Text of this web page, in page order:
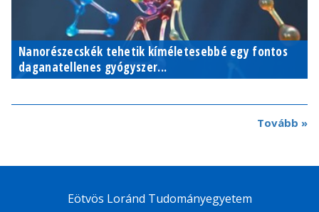
Nanorészecskék tehetik kíméletesebbé egy fontos
daganatellenes gyógyszer...
Tovább »
Eötvös Loránd Tudományegyetem